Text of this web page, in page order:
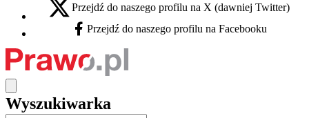
X - otwiera się w nowej karcie
Przejdź do naszego profilu na X (dawniej Twitter)
Facebook - otwiera się w nowej karcie
Przejdź do naszego profilu na Facebooku
Wyszukiwarka